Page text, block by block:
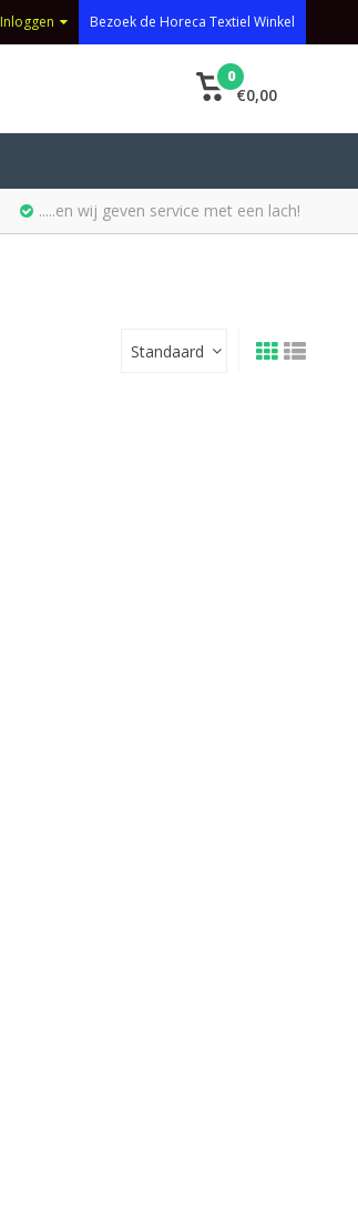
Inloggen Bezoek de Horeca Textiel Winkel
0
€0,00
.....en wij geven service met een lach!
Standaard